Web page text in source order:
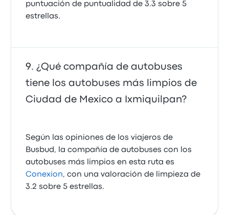
puntuación de puntualidad de 3.3 sobre 5
estrellas.
¿Qué compañía de autobuses
tiene los autobuses más limpios de
Ciudad de Mexico a Ixmiquilpan?
Según las opiniones de los viajeros de
Busbud, la compañía de autobuses con los
autobuses más limpios en esta ruta es
Conexion, con una valoración de limpieza de
3.2 sobre 5 estrellas.